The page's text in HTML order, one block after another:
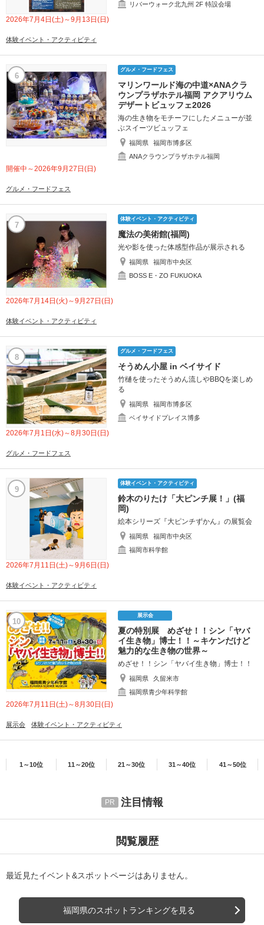
リバーウォーク北九州 2F 特設会場
2026年7月4日(土)～9月13日(日)
体験イベント・アクティビティ
6
グルメ・フードフェス
マリンワールド海の中道×ANAクラ
ウンプラザホテル福岡 アクアリウム
デザートビュッフェ2026
海の生き物をモチーフにしたメニューが並
ぶスイーツビュッフェ
福岡県
福岡市博多区
ANAクラウンプラザホテル福岡
開催中～2026年9月27日(日)
グルメ・フードフェス
7
体験イベント・アクティビティ
魔法の美術館(福岡)
光や影を使った体感型作品が展示される
福岡県
福岡市中央区
BOSS E・ZO FUKUOKA
2026年7月14日(火)～9月27日(日)
体験イベント・アクティビティ
8
グルメ・フードフェス
そうめん小屋 in ベイサイド
竹樋を使ったそうめん流しやBBQを楽しめ
る
福岡県
福岡市博多区
ベイサイドプレイス博多
2026年7月1日(水)～8月30日(日)
グルメ・フードフェス
9
体験イベント・アクティビティ
鈴木のりたけ「大ピンチ展！」(福
岡)
絵本シリーズ『大ピンチずかん』の展覧会
福岡県
福岡市中央区
福岡市科学館
2026年7月11日(土)～9月6日(日)
体験イベント・アクティビティ
10
展示会
夏の特別展 めざせ！！シン「ヤバ
イ生き物」博士！！～キケンだけど
魅力的な生き物の世界～
めざせ！！シン「ヤバイ生き物」博士！！
福岡県
久留米市
福岡県青少年科学館
2026年7月11日(土)～8月30日(日)
展示会 体験イベント・アクティビティ
1～10位 11～20位 21～30位 31～40位 41～50位
注目情報
閲覧履歴
最近見たイベント&スポットページはありません。
福岡県のスポットランキングを見る